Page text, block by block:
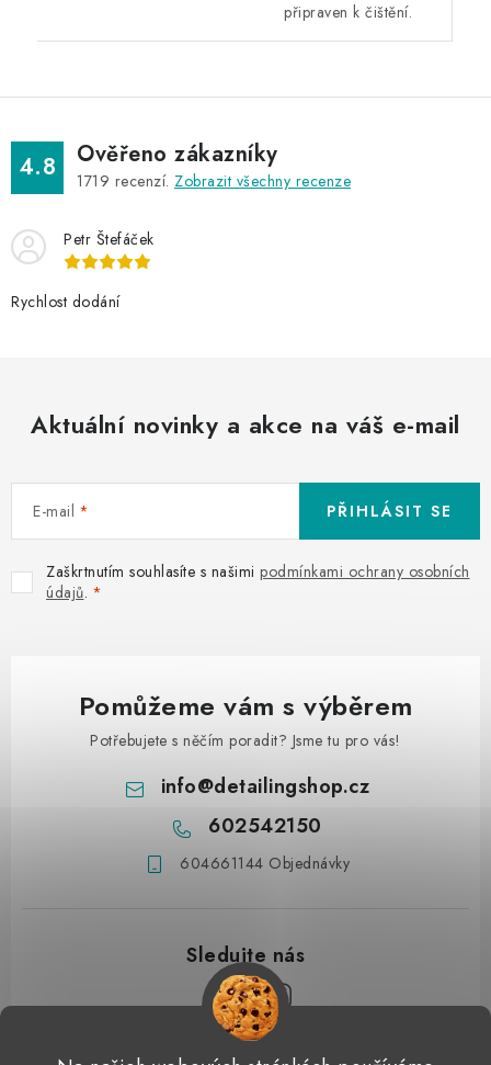
připraven k čištění.
4.8 Ověřeno zákazníky
1719 recenzí. Zobrazit všechny recenze
Petr Štefáček
Rychlost dodání
Aktuální novinky a akce na váš e-mail
E-mail
Zaškrtnutím souhlasíte s našimi podmínkami ochrany osobních
údajů.
PŘIHLÁSIT SE
Pomůžeme vám s výběrem
Potřebujete s něčím poradit? Jsme tu pro vás!
info@detailingshop.cz
602542150
604661144 Objednávky